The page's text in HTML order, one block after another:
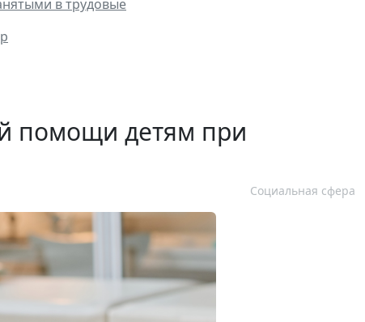
в трудовые
помощи детям при
Социальная сфера